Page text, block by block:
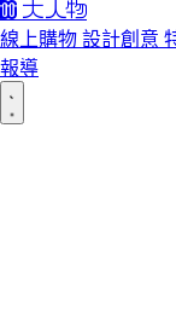
線上購物 設計創意
報導